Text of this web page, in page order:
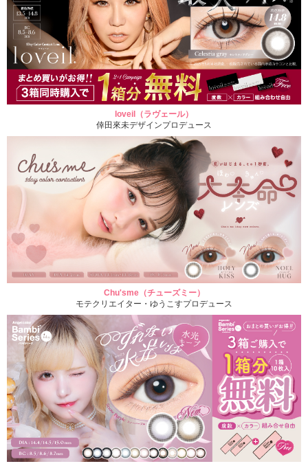
loveil（ラヴェール）
倖田來未デザインプロデュース
Chu'sme（チューズミー）
モテクリエイター・ゆうこすプロデュース